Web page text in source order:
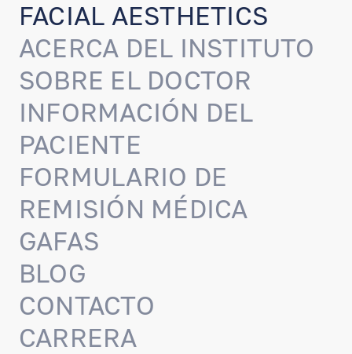
ACERCA DEL INSTITUTO
SOBRE EL DOCTOR
INFORMACIÓN DEL
PACIENTE
FORMULARIO DE
REMISIÓN MÉDICA
GAFAS
BLOG
CONTACTO
CARRERA
FACIAL AESTHETICS